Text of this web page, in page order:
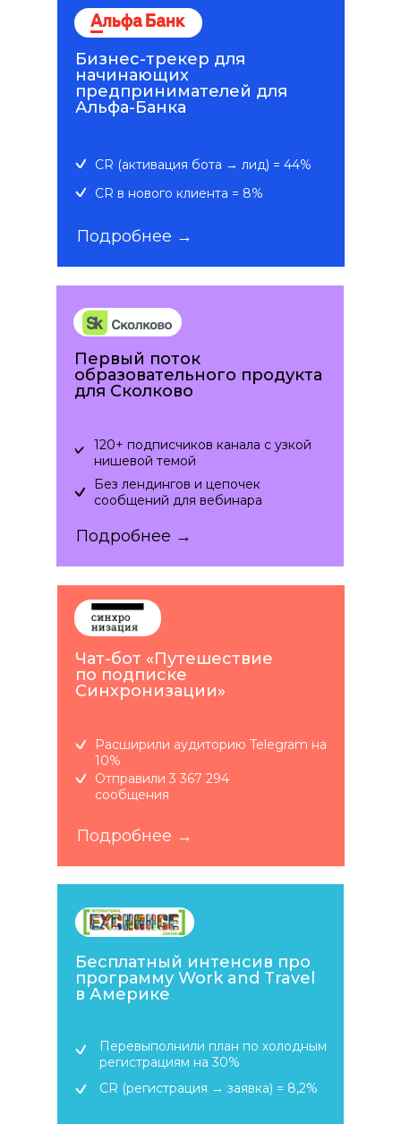
Бизнес-трекер для
начинающих
предпринимателей для
Альфа-Банка
CR в нового клиента = 8%
CR (активация бота → лид) = 44%
Подробнее →
Чат-бот «Путешествие
по подписке
Синхронизации»
Отправили 3 367 294
сообщения
Расширили аудиторию Telegram на
10%
Подробнее →
Бесплатный интенсив про
программу Work and Travel
в Америке
CR (регистрация → заявка) = 8,2%
Перевыполнили план по холодным
регистрациям на 30%
Первый поток
образовательного продукта
для Сколково
120+ подписчиков канала с узкой
нишевой темой
Подробнее →
Без лендингов и цепочек
сообщений для вебинара